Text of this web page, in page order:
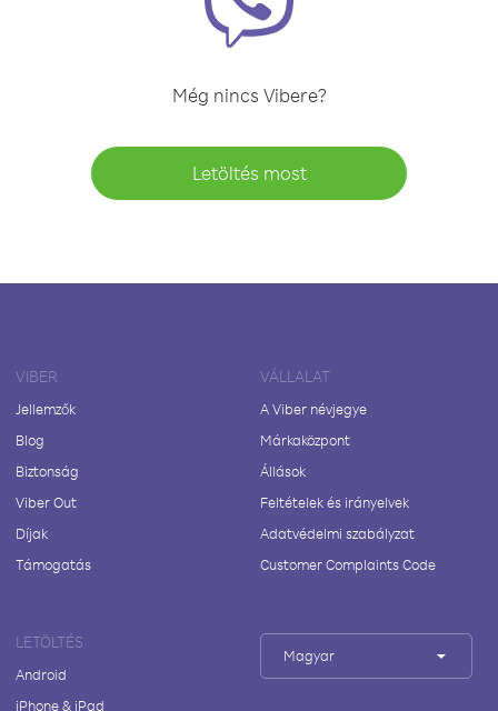
Még nincs Vibere?
Letöltés most
VIBER
Jellemzők
Blog
Biztonság
Viber Out
Díjak
Támogatás
VÁLLALAT
A Viber névjegye
Márkaközpont
Állások
Feltételek és irányelvek
Adatvédelmi szabályzat
Customer Complaints Code
LETÖLTÉS
Android
iPhone & iPad
Magyar